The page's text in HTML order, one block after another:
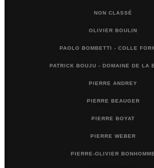
NON CLASSÉ
OLIVIER BOULIN
PAOLO BOMBETTI - COLLE
PATRICK BOUJU - DOMAINE DE LA
PIERRE ANDREY
PIERRE BEAUGER
PIERRE BOYAT
PIERRE WEBER
PIERRE-OLIVIER BONHOMME